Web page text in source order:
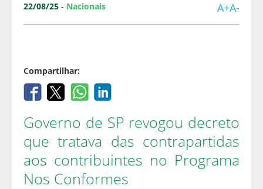
22/08/25 - Nacionais A+A-
Compartilhar:
Governo de SP revogou decreto
que tratava das contrapartidas
aos contribuintes no Programa
Nos Conformes